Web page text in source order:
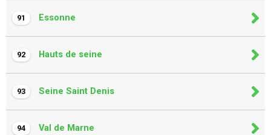
91 Essonne
92 Hauts de seine
93 Seine Saint Denis
94 Val de Marne